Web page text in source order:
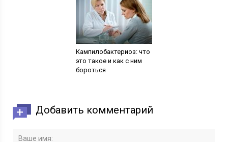
Кампилобактериоз: что
это такое и как с ним
бороться
Добавить комментарий